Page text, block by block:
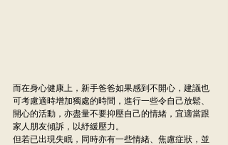
而在身心健康上，新手爸爸如果感到不開心，建議也
可考慮適時增加獨處的時間，進行一些令自己放鬆、
開心的活動，亦盡量不要抑壓自己的情緒，宜適當跟
家人朋友傾訴，以紓緩壓力。
但若已出現失眠，同時亦有一些情緒、焦慮症狀，並